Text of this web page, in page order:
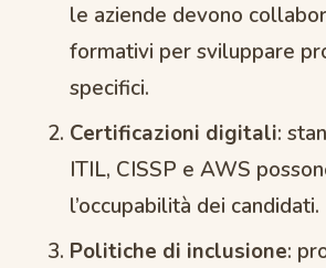
le aziende devono
formativi per sviluppare
specifici.
Certificazioni digitali:
ITIL, CISSP e AWS
l’occupabilità dei candidati.
Politiche di inclusione: